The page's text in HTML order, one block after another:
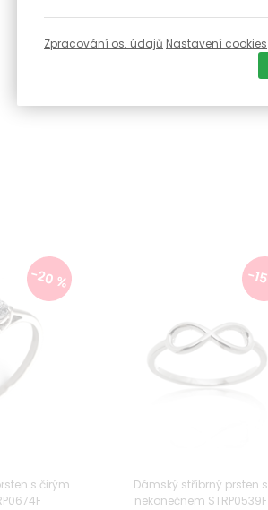
-20 %
s čirým
-
Dámský stříbrný prsten s
nekonečnem STRP0539F
Zpracování os. údajů Nastavení cookies